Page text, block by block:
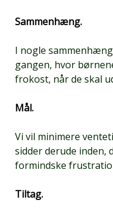
Sammenhæng.
I nogle
gangen, hvor
frokost, når de skal
Mål.
Vi vil minimere
sidder derude inden,
formindske
Tiltag.